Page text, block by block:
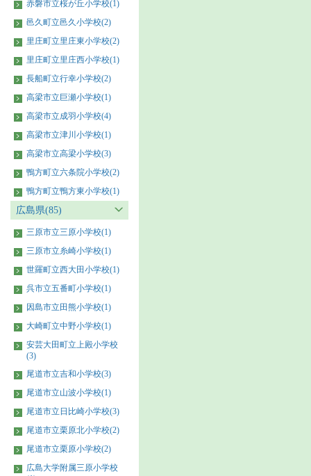
赤磐市立桜が丘小学校(1)
邑久町立邑久小学校(2)
里庄町立里庄東小学校(2)
里庄町立里庄西小学校(1)
長船町立行幸小学校(2)
高梁市立巨瀬小学校(1)
高梁市立成羽小学校(4)
高梁市立津川小学校(1)
高梁市立高梁小学校(3)
鴨方町立六条院小学校(2)
鴨方町立鴨方東小学校(1)
広島県(85)
三原市立三原小学校(1)
三原市立糸崎小学校(1)
世羅町立西大田小学校(1)
呉市立五番町小学校(1)
因島市立田熊小学校(1)
大崎町立中野小学校(1)
安芸大田町立上殿小学校
(3)
尾道市立吉和小学校(3)
尾道市立山波小学校(1)
尾道市立日比崎小学校(3)
尾道市立栗原北小学校(2)
尾道市立栗原小学校(2)
広島大学附属三原小学校